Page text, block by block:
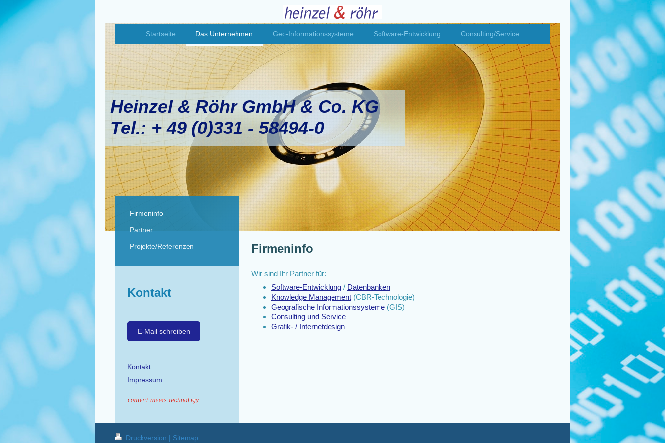
Startseite Das Unternehmen Geo-Informationssysteme Software-Entwicklung Consulting/Service
Heinzel & Röhr GmbH & Co. KG
Tel.: + 49 (0)331 - 58494-0
Firmeninfo
Wir sind Ihr Partner für:
Software-Entwicklung/ Datenbanken
Knowledge Management(CBR-Technologie)
Geografische Informationssysteme(GIS)
Consulting und Service
Grafik- / Internetdesign
Firmeninfo
Partner
Projekte/Referenzen
Kontakt
E-Mail schreiben
Kontakt
Impressum
Druckversion | Sitemap